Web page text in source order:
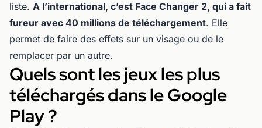
liste. A l’international, c’est Face Changer 2, qui a fait
fureur avec 40 millions de téléchargement. Elle
permet de faire des effets sur un visage ou de le
remplacer par un autre.
Quels sont les jeux les plus
téléchargés dans le Google
Play ?